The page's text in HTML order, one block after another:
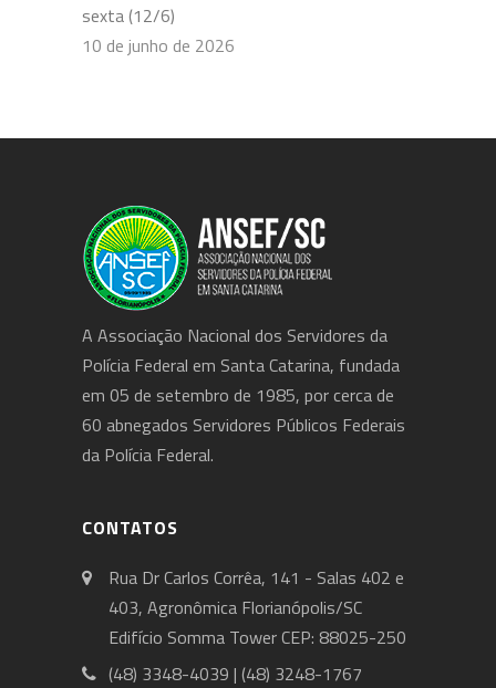
sexta (12/6)
10 de junho de 2026
A Associação Nacional dos Servidores da
Polícia Federal em Santa Catarina, fundada
em 05 de setembro de 1985, por cerca de
60 abnegados Servidores Públicos Federais
da Polícia Federal.
CONTATOS
Rua Dr Carlos Corrêa, 141 - Salas 402 e
403, Agronômica Florianópolis/SC
Edifício Somma Tower CEP: 88025-250
(48) 3348-4039 | (48) 3248-1767